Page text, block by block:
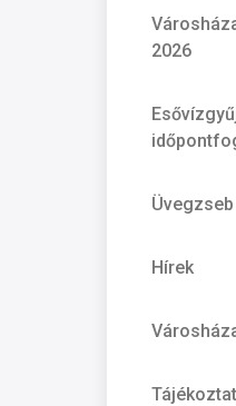
2026
Üvegzseb
Hírek